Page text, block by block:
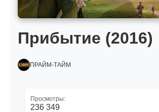
Прибытие (2016)
ПРАЙМ-ТАЙМ
Просмотры:
236 349